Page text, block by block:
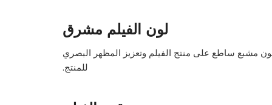
لون الفيلم مشرق
مشبع ساطع على منتج الفيلم وتعزيز المظهر البصري
للمنتج.